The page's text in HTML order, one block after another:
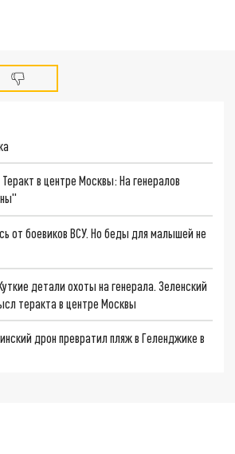
в центре Москвы: На генералов
от боевиков ВСУ. Но беды для малышей не
детали охоты на генерала. Зеленский
теракта в центре Москвы
дрон превратил пляж в Геленджике в